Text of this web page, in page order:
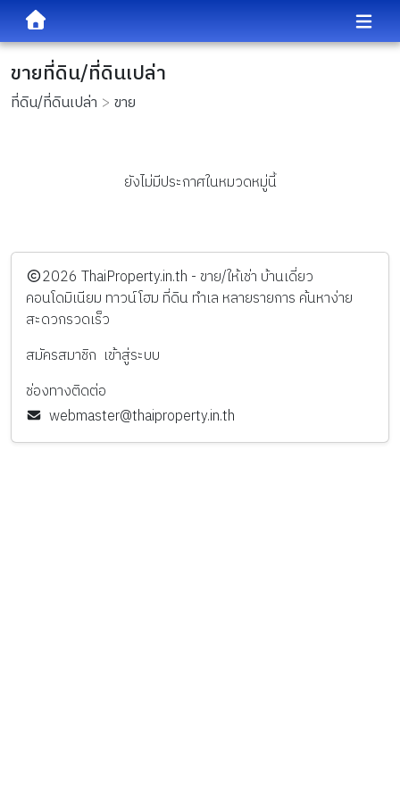
ขายที่ดิน/ที่ดินเปล่า
ที่ดิน/ที่ดินเปล่า ขาย
ยังไม่มีประกาศในหมวดหมู่นี้
️2026 ThaiProperty.in.th - ขาย/ให้เช่า บ้านเดี่ยว
คอนโดมิเนียม ทาวน์โฮม ที่ดิน ทำเล หลายรายการ ค้นหาง่าย
สะดวกรวดเร็ว
สมัครสมาชิก เข้าสู่ระบบ
ช่องทางติดต่อ
webmaster@thaiproperty.in.th